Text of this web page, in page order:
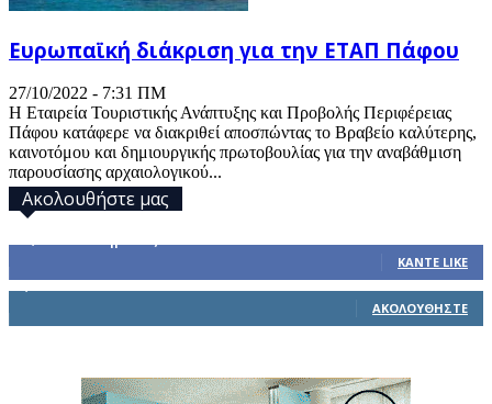
Ευρωπαϊκή διάκριση για την ΕΤΑΠ Πάφου
27/10/2022 - 7:31 ΠΜ
Η Εταιρεία Τουριστικής Ανάπτυξης και Προβολής Περιφέρειας
Πάφου κατάφερε να διακριθεί αποσπώντας το Βραβείο καλύτερης,
καινοτόμου και δημιουργικής πρωτοβουλίας για την αναβάθμιση
παρουσίασης αρχαιολογικού...
Ακολουθήστε μας
ΚΆΝΤΕ LIKE
ΑΚΟΛΟΥΘΉΣΤΕ